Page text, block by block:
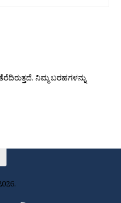
ನಿಮ್ಮ ಬರಹಗಳನ್ನು